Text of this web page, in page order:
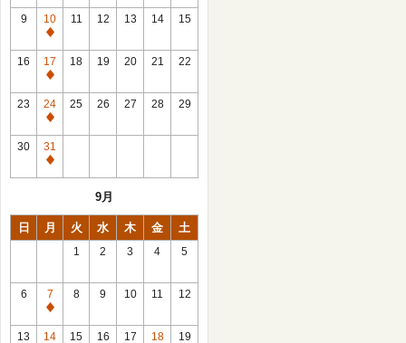
館
日
9
10
休
館
日
11 12 13 14 15
16
17
休
館
日
18 19 20 21 22
23
24
休
館
日
25 26 27 28 29
30
31
休
9月
日 月 火 水 木 金 土
1 2 3 4 5
6
7
休
館
8 9 10 11 12
13
14
15 16 17
18
19